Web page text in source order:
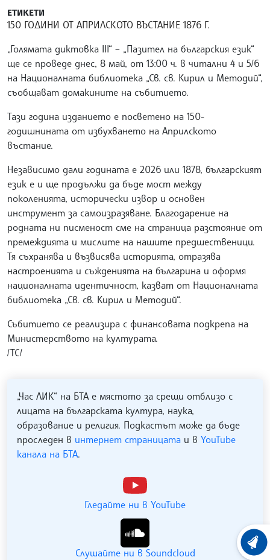
ЕТИКЕТИ
150 ГОДИНИ ОТ АПРИЛСКОТО ВЪСТАНИЕ 1876 Г.
„Голямата диктовка III“ – „Пазител на българския език“
ще се проведе днес, 8 май, от 13:00 ч. в читални 4 и 5/6
на Националната библиотека „Св. св. Кирил и Методий“,
съобщават домакините на събитието.
Тази година изданието е посветено на 150-
годишнината от избухването на Априлското
въстание.
Независимо дали годината е 2026 или 1878, българският
език е и ще продължи да бъде мост между
поколенията, исторически извор и основен
инструмент за самоизразяване. Благодарение на
родната ни писменост сме на страница разстояние от
премеждията и мислите на нашите предшественици.
Тя съхранява и възвисява историята, отразява
настроенията и съжденията на българина и оформя
националната идентичност, казват от Националната
библиотека „Св. св. Кирил и Методий“.
Събитието се реализира с финансовата подкрепа на
Министерството на културата.
/ТС/
„Час ЛИК“ на БТА е мястото за срещи отблизо с
лицата на българската култура, наука,
образование и религия. Подкастът може да бъде
проследен в интернет страницата и в YouTube
канала на БТА.
Гледайте ни в YouTube
Слушайте ни в Soundcloud